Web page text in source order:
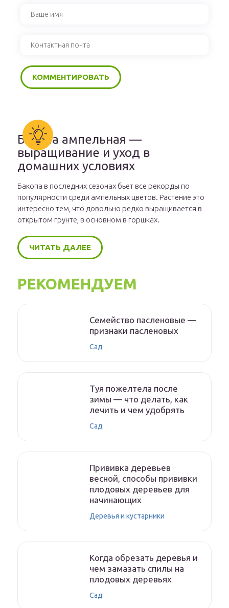
Бакопа ампельная —
выращивание и уход в
домашних условиях
Бакопа в последних сезонах бьет все рекорды по
популярности среди ампельных цветов. Растение это
интересно тем, что довольно редко выращивается в
открытом грунте, в основном в горшках.
ЧИТАТЬ ДАЛЕЕ
РЕКОМЕНДУЕМ
Семейство пасленовые —
признаки пасленовых
Сад
Туя пожелтела после
зимы — что делать, как
лечить и чем удобрять
Сад
Прививка деревьев
весной, способы прививки
плодовых деревьев для
начинающих
Деревья и кустарники
Когда обрезать деревья и
чем замазать спилы на
плодовых деревьях
Сад